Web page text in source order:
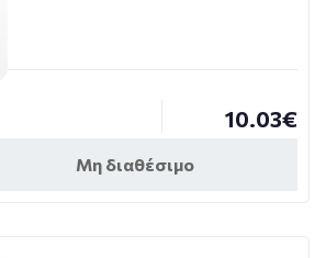
10.03€
Μη διαθέσιμο